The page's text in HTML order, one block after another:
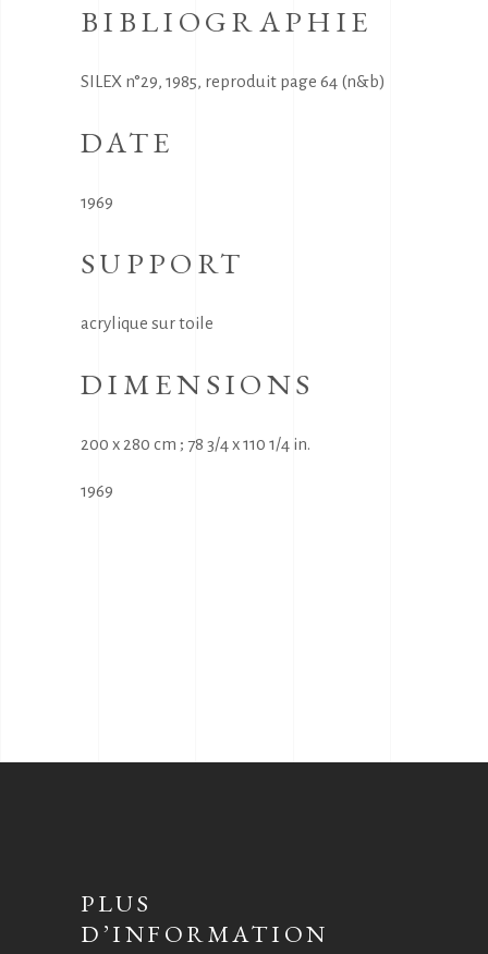
BIBLIOGRAPHIE
SILEX n°29, 1985, reproduit page 64 (n&b)
DATE
1969
SUPPORT
acrylique sur toile
DIMENSIONS
200 x 280 cm ; 78 3/4 x 110 1/4 in.
1969
PLUS
D’INFORMATION